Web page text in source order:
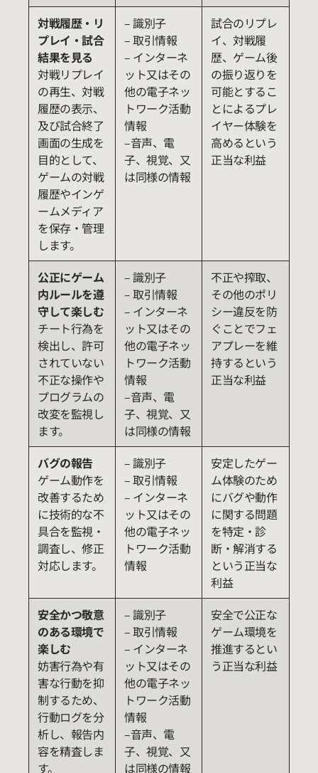
対戦履歴・リ
プレイ・試合
結果を見る
対戦リプレイ
の再生、対戦
履歴の表示、
及び試合終了
画面の生成を
目的として、
ゲームの対戦
履歴やインゲ
ームメディア
を保存・管理
します。
– 識別子
– 取引情報
– インターネ
ット又はその
他の電子ネッ
トワーク活動
情報
–音声、電
子、視覚、又
は同様の情報
試合のリプレ
イ、対戦履
歴、ゲーム後
の振り返りを
可能とするこ
とによるプレ
イヤー体験を
高めるという
正当な利益
公正にゲーム
内ルールを遵
守して楽しむ
チート行為を
検出し、許可
されていない
不正な操作や
プログラムの
改変を監視し
ます。
– 識別子
– 取引情報
– インターネ
ット又はその
他の電子ネッ
トワーク活動
情報
–音声、電
子、視覚、又
は同様の情報
不正や搾取、
その他のポリ
シー違反を防
ぐことでフェ
アプレーを維
持するという
正当な利益
バグの報告
ゲーム動作を
改善するため
に技術的な不
具合を監視・
調査し、修正
対応します。
– 識別子
– 取引情報
– インターネ
ット又はその
他の電子ネッ
トワーク活動
情報
安定したゲー
ム体験のため
にバグや動作
に関する問題
を特定・診
断・解消する
という正当な
利益
安全かつ敬意
のある環境で
楽しむ
妨害行為や有
害な行動を抑
制するため、
行動ログを分
析し、報告内
容を精査しま
す。
– 識別子
– 取引情報
– インターネ
ット又はその
他の電子ネッ
トワーク活動
情報
–音声、電
子、視覚、又
は同様の情報
安全で公正な
ゲーム環境を
推進するとい
う正当な利益